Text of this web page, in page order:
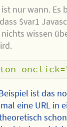
nur wann. Es
$var1
wissen
ist das
eine URL in